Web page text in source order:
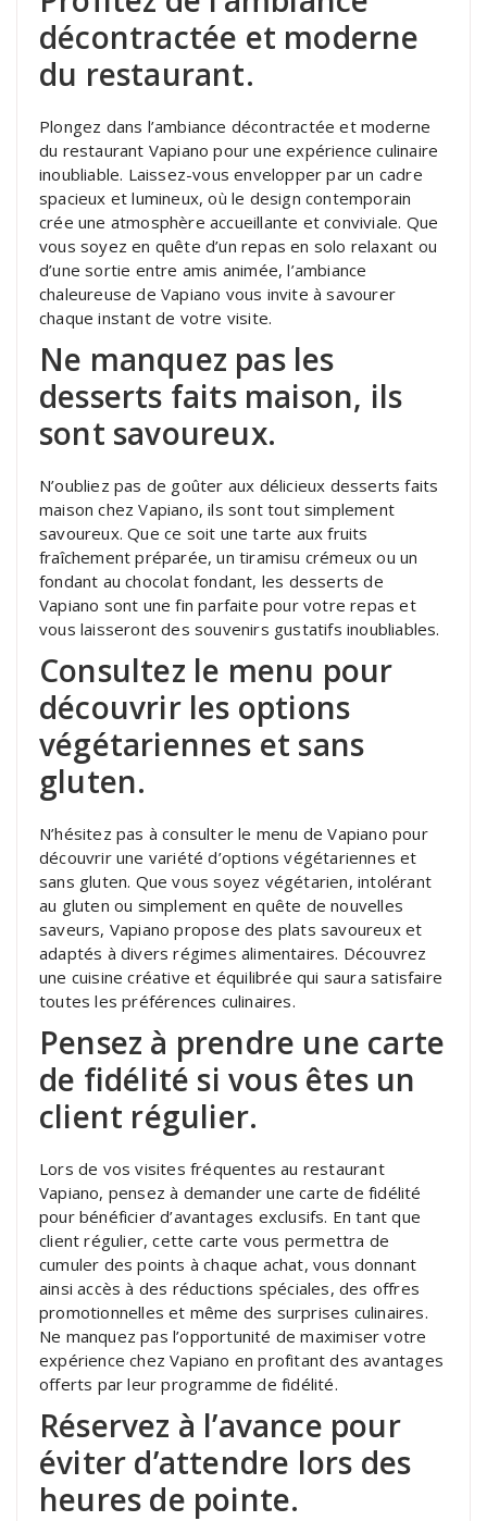
décontractée et moderne
du restaurant.
Plongez dans l’ambiance décontractée et moderne
du restaurant Vapiano pour une expérience culinaire
inoubliable. Laissez-vous envelopper par un cadre
spacieux et lumineux, où le design contemporain
crée une atmosphère accueillante et conviviale. Que
vous soyez en quête d’un repas en solo relaxant ou
d’une sortie entre amis animée, l’ambiance
chaleureuse de Vapiano vous invite à savourer
chaque instant de votre visite.
Ne manquez pas les
desserts faits maison, ils
sont savoureux.
N’oubliez pas de goûter aux délicieux desserts faits
maison chez Vapiano, ils sont tout simplement
savoureux. Que ce soit une tarte aux fruits
fraîchement préparée, un tiramisu crémeux ou un
fondant au chocolat fondant, les desserts de
Vapiano sont une fin parfaite pour votre repas et
vous laisseront des souvenirs gustatifs inoubliables.
Consultez le menu pour
découvrir les options
végétariennes et sans
gluten.
N’hésitez pas à consulter le menu de Vapiano pour
découvrir une variété d’options végétariennes et
sans gluten. Que vous soyez végétarien, intolérant
au gluten ou simplement en quête de nouvelles
saveurs, Vapiano propose des plats savoureux et
adaptés à divers régimes alimentaires. Découvrez
une cuisine créative et équilibrée qui saura satisfaire
toutes les préférences culinaires.
Pensez à prendre une carte
de fidélité si vous êtes un
client régulier.
Lors de vos visites fréquentes au restaurant
Vapiano, pensez à demander une carte de fidélité
pour bénéficier d’avantages exclusifs. En tant que
client régulier, cette carte vous permettra de
cumuler des points à chaque achat, vous donnant
ainsi accès à des réductions spéciales, des offres
promotionnelles et même des surprises culinaires.
Ne manquez pas l’opportunité de maximiser votre
expérience chez Vapiano en profitant des avantages
offerts par leur programme de fidélité.
Réservez à l’avance pour
éviter d’attendre lors des
heures de pointe.